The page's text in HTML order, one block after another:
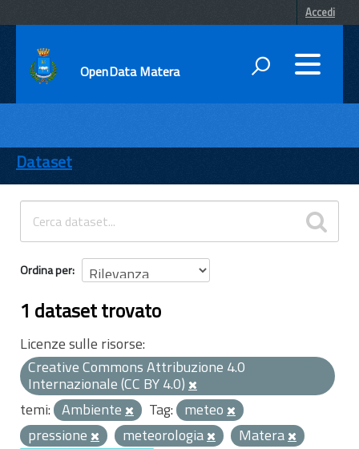
Accedi
OpenData Matera
ENTI
TEMI
INFORMAZIONI
Dataset
Ordina per
1 dataset trovato
Licenze sulle risorse:
Creative Commons Attribuzione 4.0
Internazionale (CC BY 4.0)
temi: Ambiente Tag: meteo
pressione
meteorologia Matera